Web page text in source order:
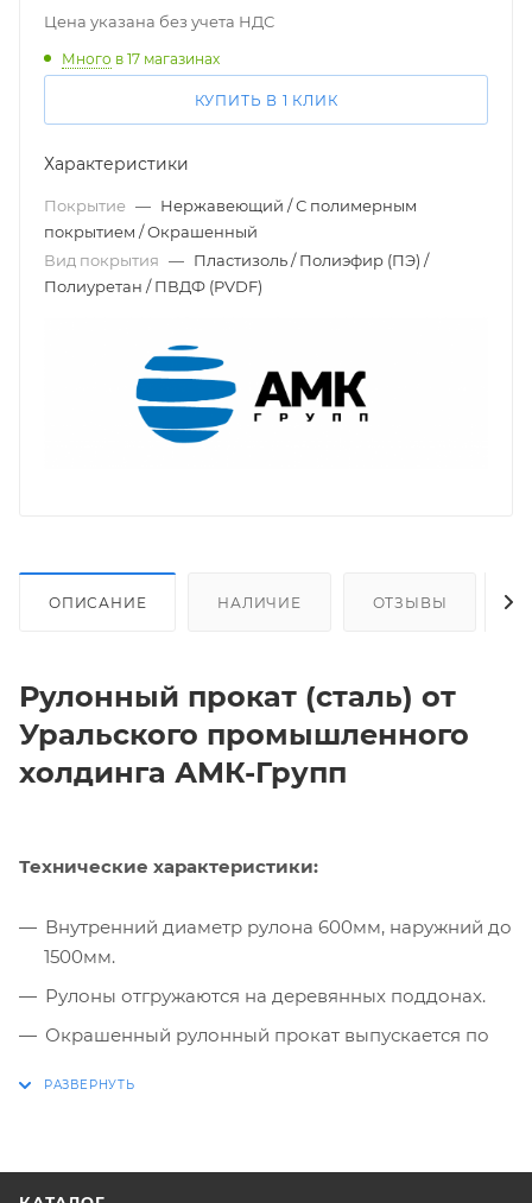
Цена указана без учета НДС
Много в 17 магазинах
КУПИТЬ В 1 КЛИК
Характеристики
Покрытие — Нержавеющий / С полимерным
покрытием / Окрашенный
Вид покрытия — Пластизоль / Полиэфир (ПЭ) /
Полиуретан / ПВДФ (PVDF)
ОПИСАНИЕ НАЛИЧИЕ ОТЗЫВЫ
Рулонный прокат (сталь) от
Уральского промышленного
холдинга АМК-Групп
Технические характеристики:
Внутренний диаметр рулона 600мм, наружний до
1500мм.
Рулоны отгружаются на деревянных поддонах.
Окрашенный рулонный прокат выпускается по
ГОСТ 30246-94.
каталогу RAL: 1014, 1015, 1018, 2004, 3003, 3005, 3009,